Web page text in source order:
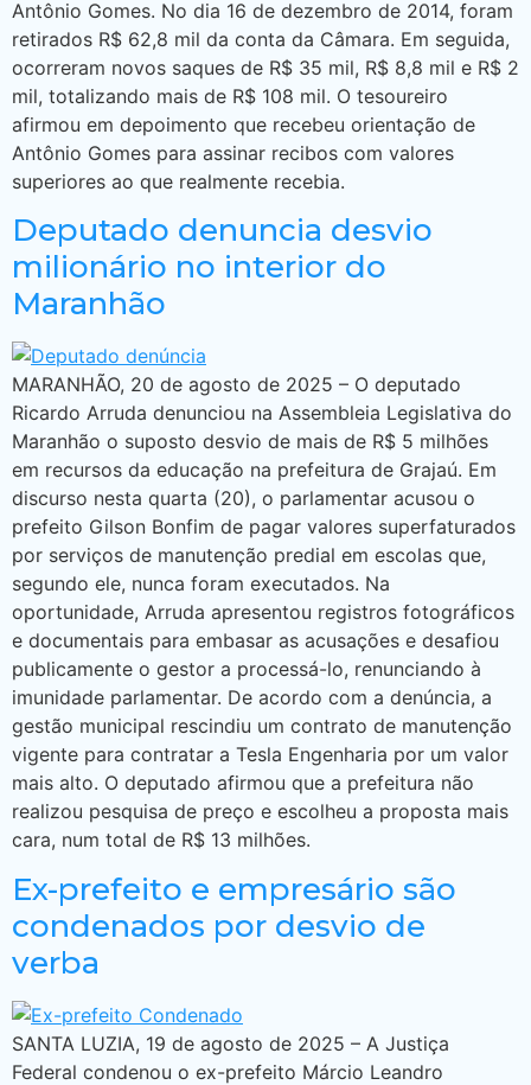
Antônio Gomes. No dia 16 de dezembro de 2014, foram
retirados R$ 62,8 mil da conta da Câmara. Em seguida,
ocorreram novos saques de R$ 35 mil, R$ 8,8 mil e R$ 2
mil, totalizando mais de R$ 108 mil. O tesoureiro
afirmou em depoimento que recebeu orientação de
Antônio Gomes para assinar recibos com valores
superiores ao que realmente recebia.
Deputado denuncia desvio
milionário no interior do
Maranhão
MARANHÃO, 20 de agosto de 2025 – O deputado
Ricardo Arruda denunciou na Assembleia Legislativa do
Maranhão o suposto desvio de mais de R$ 5 milhões
em recursos da educação na prefeitura de Grajaú. Em
discurso nesta quarta (20), o parlamentar acusou o
prefeito Gilson Bonfim de pagar valores superfaturados
por serviços de manutenção predial em escolas que,
segundo ele, nunca foram executados. Na
oportunidade, Arruda apresentou registros fotográficos
e documentais para embasar as acusações e desafiou
publicamente o gestor a processá-lo, renunciando à
imunidade parlamentar. De acordo com a denúncia, a
gestão municipal rescindiu um contrato de manutenção
vigente para contratar a Tesla Engenharia por um valor
mais alto. O deputado afirmou que a prefeitura não
realizou pesquisa de preço e escolheu a proposta mais
cara, num total de R$ 13 milhões.
Ex-prefeito e empresário são
condenados por desvio de
verba
SANTA LUZIA, 19 de agosto de 2025 – A Justiça
Federal condenou o ex-prefeito Márcio Leandro